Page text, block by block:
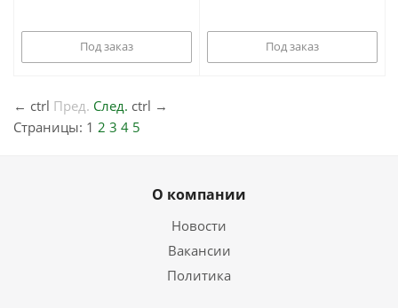
Под заказ Под заказ
← ctrl Пред. След. ctrl →
Страницы: 1 2 3 4 5
О компании
Новости
Вакансии
Политика